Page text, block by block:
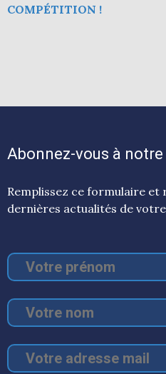
COMPÉTITION !
Abonnez-vous à notre
Remplissez ce formulaire et
dernières actualités de votre